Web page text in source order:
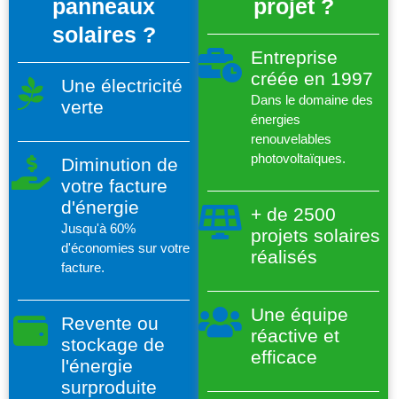
panneaux
solaires ?
Une électricité
verte
Diminution de
votre facture
d'énergie
Jusqu'à 60%
d'économies sur votre
facture.
Revente ou
stockage de
l'énergie
surproduite
projet ?
Entreprise
créée en 1997
Dans le domaine des
énergies
renouvelables
photovoltaïques.
+ de 2500
projets solaires
réalisés
Une équipe
réactive et
efficace